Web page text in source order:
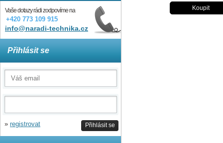
Vaše dotazy rádi zodpovíme na
+420 773 109 915
info@naradi-technika.cz
Přihlásit se
Přihlásit se
» registrovat